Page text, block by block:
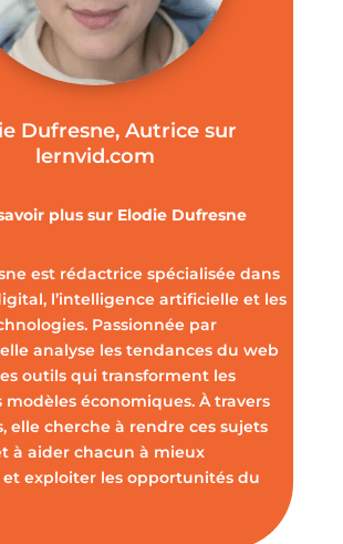
Dufresne, Autrice sur
lernvid.com
plus sur Elodie Dufresne
est rédactrice spécialisée dans
l’intelligence artificielle et les
Passionnée par
analyse les tendances du web
outils qui transforment les
modèles économiques. À travers
elle cherche à rendre ces sujets
à aider chacun à mieux
exploiter les opportunités du